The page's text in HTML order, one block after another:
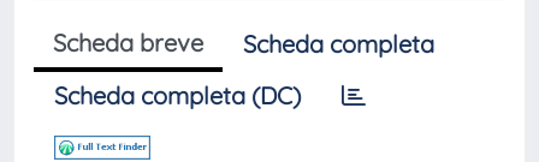
Scheda breve
Scheda completa
Scheda completa (DC)